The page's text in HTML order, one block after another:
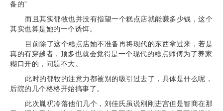
备的”
而且其实郁牧也并没有指望一个糕点店就能赚多少钱，这个
其实也算是她的一个诱饵。
目前除了这个糕点店她不准备再将现代的东西拿过来，若是
真的有穿越者，顶多也就会觉得是一个现代的糕点师傅为了养家
糊口开的，问题不大。
此时的郁牧的注意力都被别的吸引过去了，具体是什么呢，
后院的几个格格开始搞事了。
此次胤礽冷落他们几个，刘佳氏虽说刚刚进宫但是智商在那